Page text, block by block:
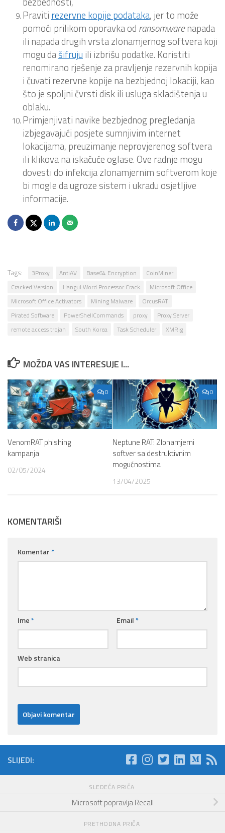
Praviti rezervne kopije podataka, jer to može
pomoći prilikom oporavka od ransomwarenapada
ili napada drugih vrsta zlonamjernog softvera koji
mogu dašifruju ili izbrišu podatke. Koristiti
renomirano rješenje za pravljenje rezervnih kopija
i čuvati rezervne kopije na bezbjednoj lokaciji, kao
što je spoljni čvrsti disk ili usluga skladištenja u
oblaku.
Primjenjivati navike bezbjednog pregledanja
izbjegavajući posjete sumnjivim internet
lokacijama, preuzimanje neprovjerenog softvera
ili klikova na iskačuće oglase. Ove radnje mogu
dovesti do infekcija zlonamjernim softverom koje
bi mogle da ugroze sistem i ukradu osjetljive
informacije.
Tags: 3Proxy AntiAV Base64 Encryption
CoinMiner
Cracked Version
Hangul Word Processor Crack
Microsoft Office
Microsoft Office Activators
Mining Malware
OrcusRAT
Pirated Software
PowerShellCommands proxy
Proxy Server
remote access trojan
South Korea Task Scheduler XMRig
MOŽDA VAS INTERESUJE I...
0
VenomRAT phishing
kampanja
02/05/2024
0
Neptune RAT: Zlonamjerni
softver sa destruktivnim
mogućnostima
13/04/2025
KOMENTARIŠI
Komentar *
Ime * Email *
Web stranica
SLIJEDI:
SLEDEĆA PRIČA
Microsoft popravlja Recall
PRETHODNA PRIČA